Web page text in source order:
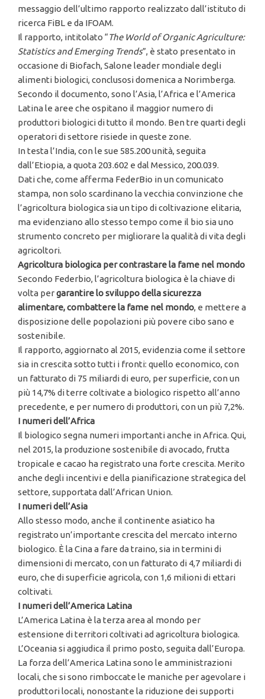
messaggio dell’ultimo rapporto realizzato dall’istituto di
ricerca FiBL e da IFOAM.
Il rapporto, intitolato “The World of Organic Agriculture:
Statistics and Emerging Trends”, è stato presentato in
occasione di Biofach, Salone leader mondiale degli
alimenti biologici, conclusosi domenica a Norimberga.
Secondo il documento, sono l’Asia, l’Africa e l’America
Latina le aree che ospitano il maggior numero di
produttori biologici di tutto il mondo. Ben tre quarti degli
operatori di settore risiede in queste zone.
In testa l’India, con le sue 585.200 unità, seguita
dall’Etiopia, a quota 203.602 e dal Messico, 200.039.
Dati che, come afferma FederBio in un comunicato
stampa, non solo scardinano la vecchia convinzione che
l’agricoltura biologica sia un tipo di coltivazione elitaria,
ma evidenziano allo stesso tempo come il bio sia uno
strumento concreto per migliorare la qualità di vita degli
agricoltori.
Agricoltura biologica per contrastare la fame nel mondo
Secondo Federbio, l’agricoltura biologica è la chiave di
volta pergarantire lo sviluppo della sicurezza
alimentare, combattere la fame nel mondo, e mettere a
disposizione delle popolazioni più povere cibo sano e
sostenibile.
Il rapporto, aggiornato al 2015, evidenzia come il settore
sia in crescita sotto tutti i fronti: quello economico, con
un fatturato di 75 miliardi di euro, per superficie, con un
più 14,7% di terre coltivate a biologico rispetto all’anno
precedente, e per numero di produttori, con un più 7,2%.
I numeri dell’Africa
Il biologico segna numeri importanti anche in Africa. Qui,
nel 2015, la produzione sostenibile di avocado, frutta
tropicale e cacao ha registrato una forte crescita. Merito
anche degli incentivi e della pianificazione strategica del
settore, supportata dall’African Union.
I numeri dell’Asia
Allo stesso modo, anche il continente asiatico ha
registrato un’importante crescita del mercato interno
biologico. È la Cina a fare da traino, sia in termini di
dimensioni di mercato, con un fatturato di 4,7 miliardi di
euro, che di superficie agricola, con 1,6 milioni di ettari
coltivati.
I numeri dell’America Latina
L’America Latina è la terza area al mondo per
estensione di territori coltivati ad agricoltura biologica.
L’Oceania si aggiudica il primo posto, seguita dall’Europa.
La forza dell’America Latina sono le amministrazioni
locali, che si sono rimboccate le maniche per agevolare i
produttori locali, nonostante la riduzione dei supporti